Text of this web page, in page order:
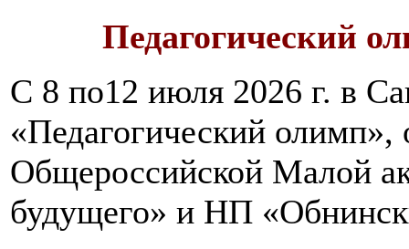
Педагогический
С 8 по12 июля 2026 г. в
«Педагогический олимп»,
Общероссийской Малой
будущего» и НП